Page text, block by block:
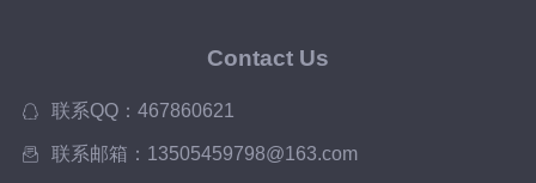
Contact Us
联系QQ：467860621
联系邮箱：13505459798@163.com